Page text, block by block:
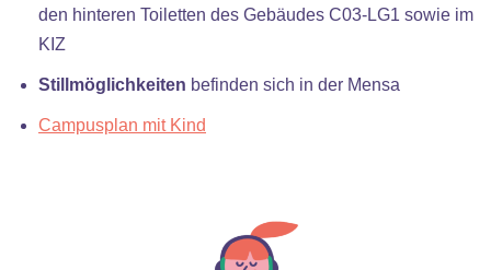
den hinteren Toiletten des Gebäudes C03-LG1 sowie im
KIZ
Stillmöglichkeiten befinden sich in der Mensa
Campusplan mit Kind